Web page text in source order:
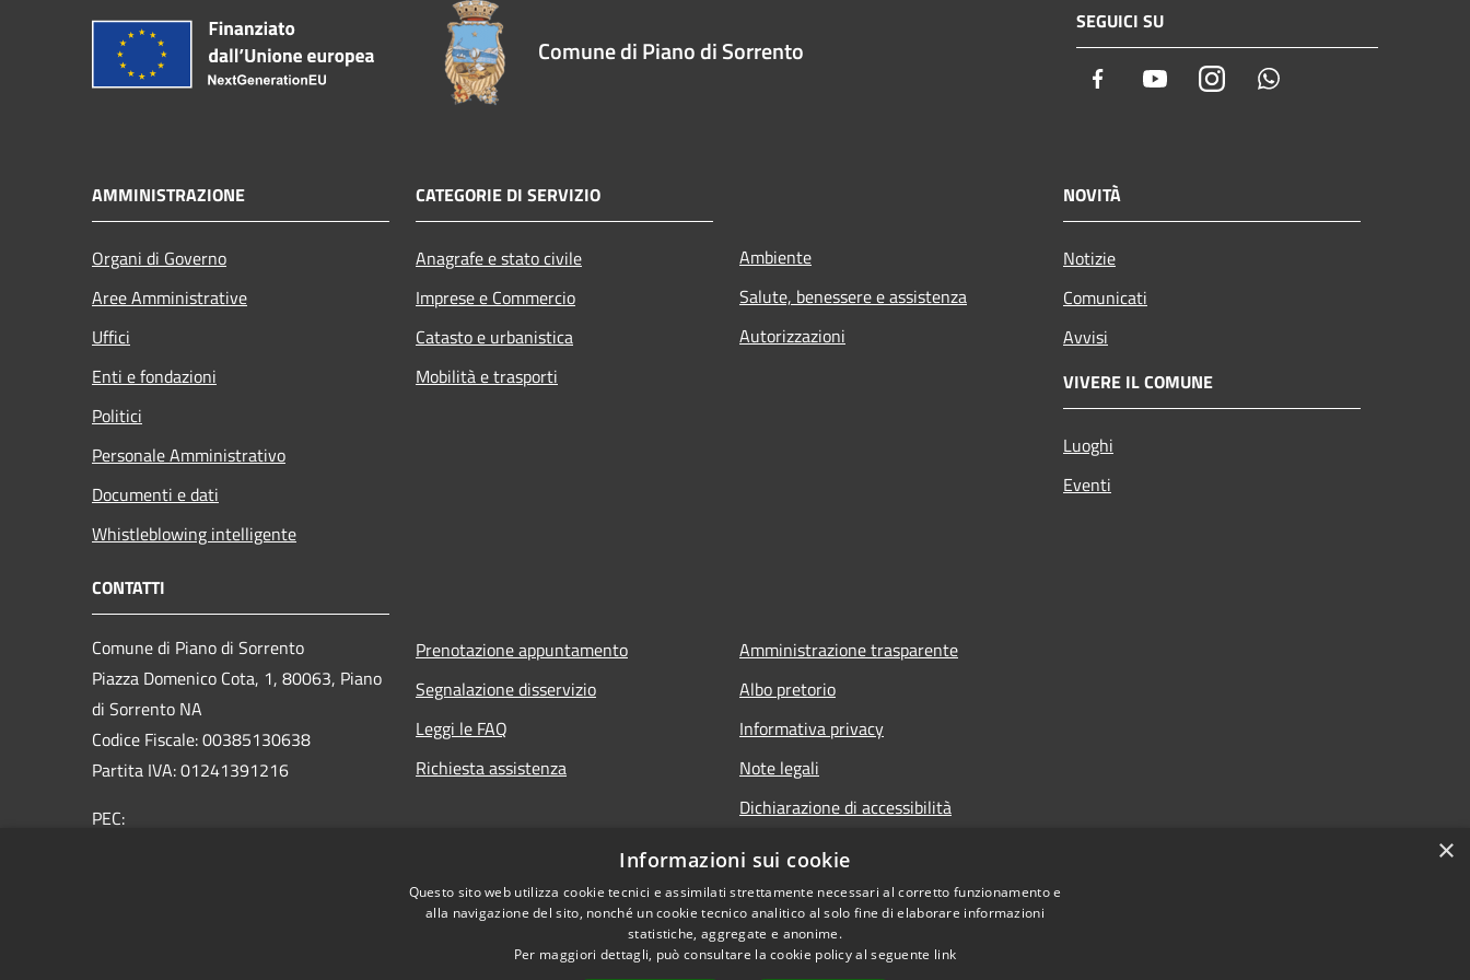
Comune di Piano di Sorrento
SEGUICI SU
Facebook YoutubeInstagram
AMMINISTRAZIONE
Organi di Governo
Aree Amministrative
Uffici
Enti e fondazioni
Politici
Personale Amministrativo
Documenti e dati
Whistleblowing intelligente
CATEGORIE DI SERVIZIO
Anagrafe e stato civile
Imprese e Commercio
Catasto e urbanistica
Mobilità e trasporti
Ambiente
Salute, benessere e assistenza
Autorizzazioni
NOVITÀ
Notizie
Comunicati
Avvisi
VIVERE IL COMUNE
Luoghi
Eventi
CONTATTI
Comune di Piano di Sorrento
Piazza Domenico Cota, 1, 80063, Piano
di Sorrento NA
Codice Fiscale: 00385130638
Partita IVA: 01241391216
PEC:
Prenotazione appuntamento
Segnalazione disservizio
Leggi le FAQ
Richiesta assistenza
Amministrazione trasparente
Albo pretorio
Informativa privacy
Note legali
Dichiarazione di accessibilità
×
Informazioni sui cookie
Questo sito web utilizza cookie tecnici e assimilati strettamente necessari al corretto funzionamento e
alla navigazione del sito, nonché un cookie tecnico analitico al solo fine di elaborare informazioni
statistiche, aggregate e anonime.
Per maggiori dettagli, può consultare la cookie policy al seguente link